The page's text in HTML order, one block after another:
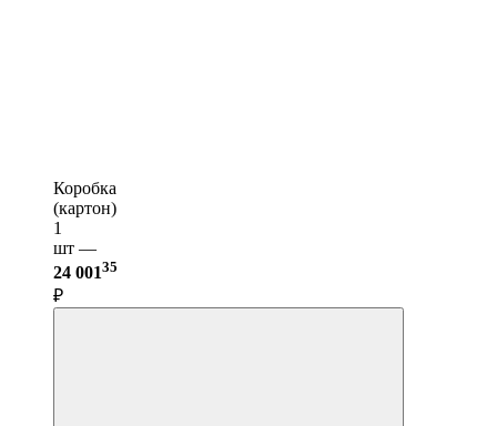
Коробка
(картон)
1
шт —
24 00135
₽